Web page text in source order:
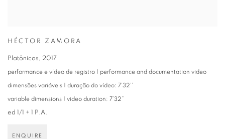
HÉCTOR ZAMORA
Platônicos 2017
performance e vídeo de registro | performance and documentation video
dimensões variáveis | duração do vídeo: 7’32’’
variable dimensions | video duration: 7’32’’
ed 1/1 + 1 P.A.
ENQUIRE